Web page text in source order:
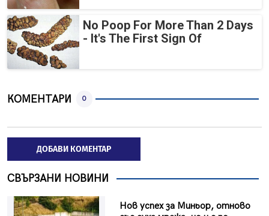
No Poop For More Than 2 Days
- It's The First Sign Of
КОМЕНТАРИ 0
ДОБАВИ КОМЕНТАР
СВЪРЗАНИ НОВИНИ
Нов успех за Миньор, отново